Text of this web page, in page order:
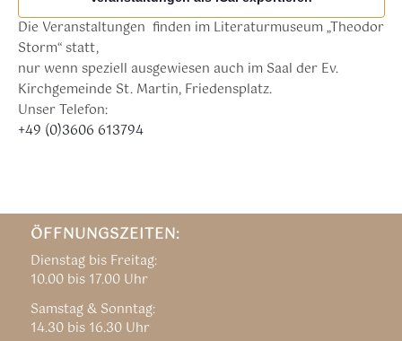
Die Veranstaltungen finden im Literaturmuseum „Theodor
Storm“ statt,
nur wenn speziell ausgewiesen auch im Saal der Ev.
Kirchgemeinde St. Martin, Friedensplatz.
Unser Telefon:
+49 (0)3606 613794
ÖFFNUNGSZEITEN:
Dienstag bis Freitag:
10.00 bis 17.00 Uhr
Samstag & Sonntag:
14.30 bis 16.30 Uhr